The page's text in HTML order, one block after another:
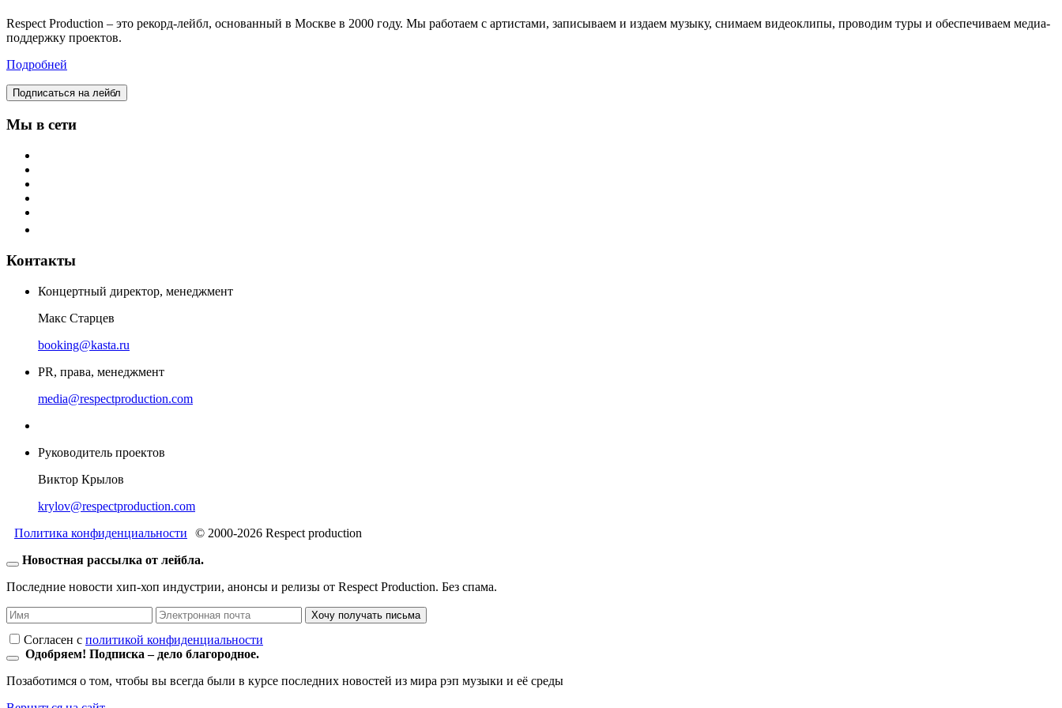
Respect Production – это рекорд-лейбл, основанный в Москве в 2000 году. Мы работаем с артистами, записываем и издаем музыку, снимаем видеоклипы, проводим туры и обеспечиваем медиа-
поддержку проектов.
Подробней
Подписаться на лейбл
Мы в сети
Контакты
Концертный директор, менеджмент
Макс Старцев
booking@kasta.ru
PR, права, менеджмент
media@respectproduction.com
Руководитель проектов
Виктор Крылов
krylov@respectproduction.com
Политика конфиденциальности
© 2000-2026 Respect production
Новостная рассылка от лейбла.
Последние новости хип-хоп индустрии, анонсы и релизы от Respect Production. Без спама.
Хочу получать письма
Согласен c политикой конфиденциальности
Одобряем! Подписка – дело благородное.
Позаботимся о том, чтобы вы всегда были в курсе последних новостей из мира рэп музыки и её среды